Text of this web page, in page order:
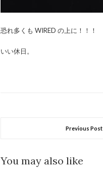
恐れ多くも WIRED の上に！！！
いい休日。
Previous Post
You may also like